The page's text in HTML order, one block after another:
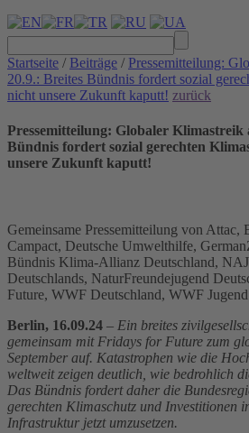
Startseite / Beiträge / Pressemitteilung:
20.9.: Breites Bündnis fordert sozial
nicht unsere Zukunft kaputt! zurück
Pressemitteilung: Globaler Klimastreik
Bündnis fordert sozial gerechten
unsere Zukunft kaputt!
Gemeinsame Pressemitteilung von
Campact, Deutsche Umwelthilfe,
Bündnis Klima-Allianz Deutschland,
Deutschlands, NaturFreundejugend
Future, WWF Deutschland, WWF Jugend
Berlin, 16.09.24 – Ein breites
gemeinsam mit Fridays for Future zum
September auf. Katastrophen wie die
weltweit zeigen deutlich, wie bedrohlich
Das Bündnis fordert daher die
gerechten Klimaschutz und Investitionen
Infrastruktur jetzt umzusetzen.